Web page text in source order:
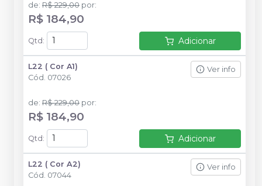
de: R$ 229,00 por:
R$ 184,90
Qtd : Adicionar
L22 ( Cor A1)
Cód. 07026
Ver info
de: R$ 229,00 por:
R$ 184,90
Qtd : Adicionar
L22 ( Cor A2)
Cód. 07044
Ver info